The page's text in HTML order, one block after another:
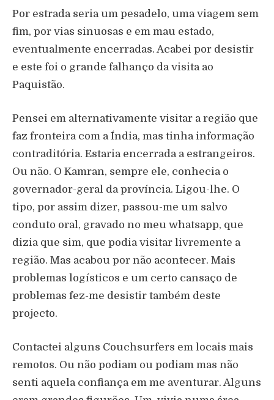
Por estrada seria um pesadelo, uma viagem sem
fim, por vias sinuosas e em mau estado,
eventualmente encerradas. Acabei por desistir
e este foi o grande falhanço da visita ao
Paquistão.
Pensei em alternativamente visitar a região que
faz fronteira com a Índia, mas tinha informação
contraditória. Estaria encerrada a estrangeiros.
Ou não. O Kamran, sempre ele, conhecia o
governador-geral da província. Ligou-lhe. O
tipo, por assim dizer, passou-me um salvo
conduto oral, gravado no meu whatsapp, que
dizia que sim, que podia visitar livremente a
região. Mas acabou por não acontecer. Mais
problemas logísticos e um certo cansaço de
problemas fez-me desistir também deste
projecto.
Contactei alguns Couchsurfers em locais mais
remotos. Ou não podiam ou podiam mas não
senti aquela confiança em me aventurar. Alguns